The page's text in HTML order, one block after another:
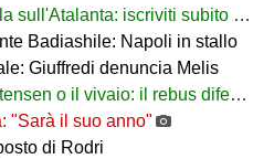
iscriviti subito al nostro canale WhatsApp!
Badiashile: Napoli in stallo
Giuffredi denuncia Melis
o il vivaio: il rebus difesa dell'Atalanta
"Sarà il suo anno"
di Rodri